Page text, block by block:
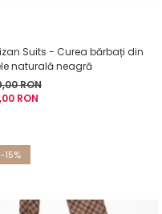
Suits - Curea bărbați din
naturală neagră
RON
RON
-15%